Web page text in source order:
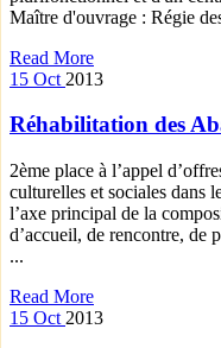
Maître d'ouvrage : Régie
Read More
15 Oct 2013
Réhabilitation des
2ème place à l’appel
culturelles et sociales dans
l’axe principal de la
d’accueil, de rencontre, de
...
Read More
15 Oct 2013